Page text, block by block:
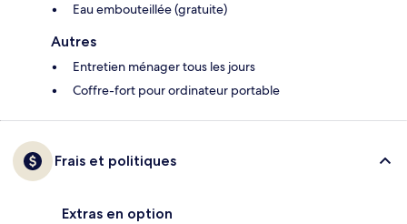
Eau embouteillée (gratuite)
Autres
Entretien ménager tous les jours
Coffre-fort pour ordinateur portable
Frais et politiques
Extras en option